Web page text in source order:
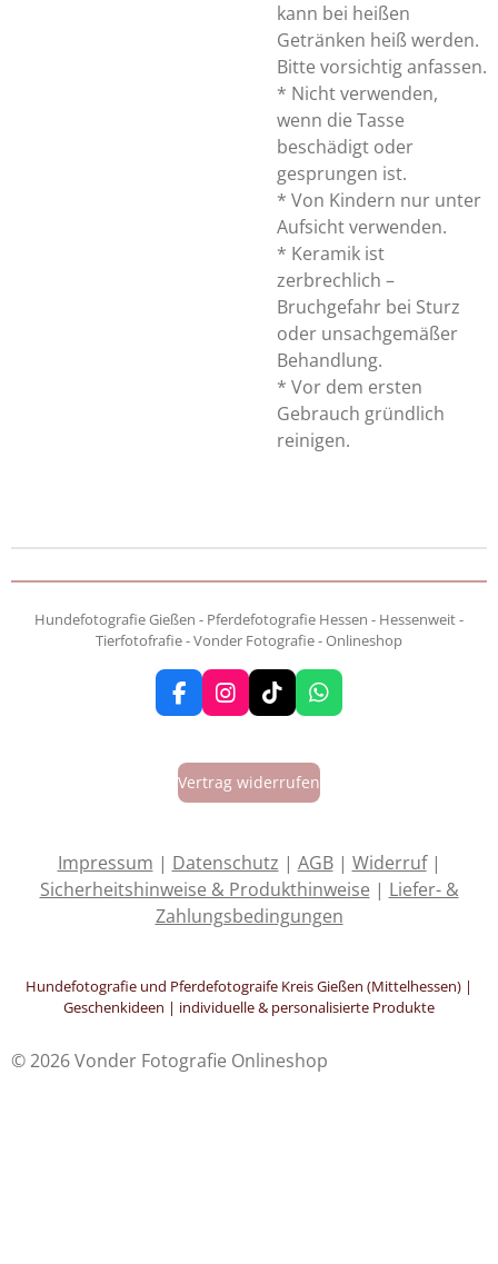
kann bei heißen
Getränken heiß werden.
Bitte vorsichtig anfassen.
* Nicht verwenden,
wenn die Tasse
beschädigt oder
gesprungen ist.
* Von Kindern nur unter
Aufsicht verwenden.
* Keramik ist
zerbrechlich –
Bruchgefahr bei Sturz
oder unsachgemäßer
Behandlung.
* Vor dem ersten
Gebrauch gründlich
reinigen.
Hundefotografie Gießen - Pferdefotografie Hessen - Hessenweit -
Tierfotofrafie - Vonder Fotografie - Onlineshop
F
a
e
b
o
I
n
t
a
g
m
T
i
T
o
k
W
h
t
s
A
Vertrag widerrufen
Impressum | Datenschutz | AGB| Widerruf|
Sicherheitshinweise & Produkthinweise | Liefer- &
Zahlungsbedingungen
Hundefotografie und Pferdefotograife Kreis Gießen (Mittelhessen) |
Geschenkideen | individuelle & personalisierte Produkte
© 2026 Vonder Fotografie Onlineshop